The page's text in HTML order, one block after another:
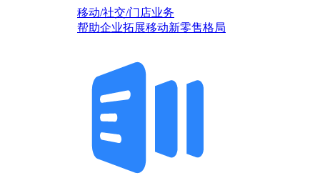
移动/社交/门店业务
帮助企业拓展移动新零售格局